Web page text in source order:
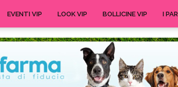
EVENTI VIP LOOK VIP BOLLICINE VIP I